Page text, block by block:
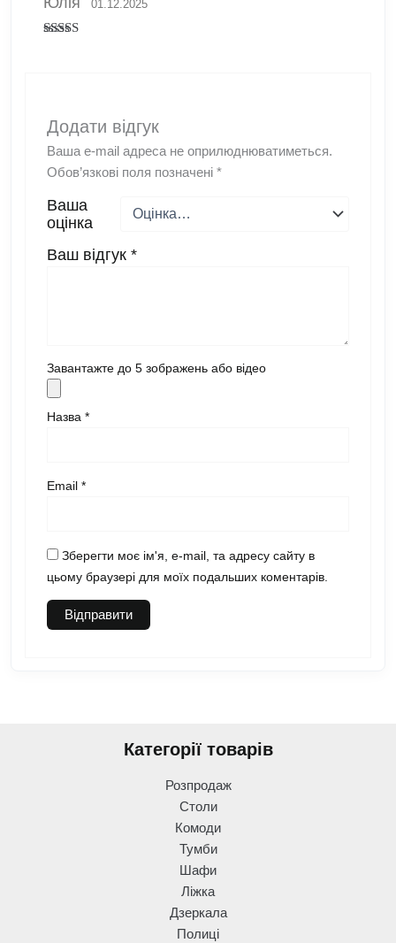
01.12.2025
Додати відгук
Ваша e-mail адреса не оприлюднюватиметься.
Обов’язкові поля позначені *
Ваша
оцінка
Ваш відгук *
Завантажте до 5 зображень або відео
Назва *
Email *
Зберегти моє ім'я, e-mail, та адресу сайту в
цьому браузері для моїх подальших коментарів.
Категорії товарів
Розпродаж
Столи
Комоди
Тумби
Шафи
Ліжка
Дзеркала
Полиці